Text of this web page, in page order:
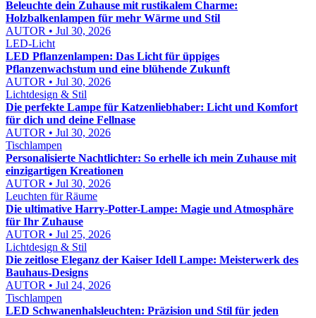
Beleuchte dein Zuhause mit rustikalem Charme:
Holzbalkenlampen für mehr Wärme und Stil
AUTOR • Jul 30, 2026
LED-Licht
LED Pflanzenlampen: Das Licht für üppiges
Pflanzenwachstum und eine blühende Zukunft
AUTOR • Jul 30, 2026
Lichtdesign & Stil
Die perfekte Lampe für Katzenliebhaber: Licht und Komfort
für dich und deine Fellnase
AUTOR • Jul 30, 2026
Tischlampen
Personalisierte Nachtlichter: So erhelle ich mein Zuhause mit
einzigartigen Kreationen
AUTOR • Jul 30, 2026
Leuchten für Räume
Die ultimative Harry-Potter-Lampe: Magie und Atmosphäre
für Ihr Zuhause
AUTOR • Jul 25, 2026
Lichtdesign & Stil
Die zeitlose Eleganz der Kaiser Idell Lampe: Meisterwerk des
Bauhaus-Designs
AUTOR • Jul 24, 2026
Tischlampen
LED Schwanenhalsleuchten: Präzision und Stil für jeden